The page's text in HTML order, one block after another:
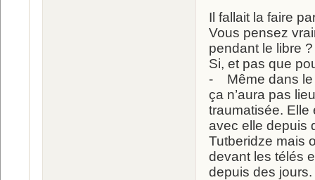
Il fallait la faire
Vous pensez
pendant le libre ?
Si, et pas que
- Même dans le
ça n’aura pas
traumatisée. Elle
avec elle depuis
Tutberidze mais
devant les télés
depuis des